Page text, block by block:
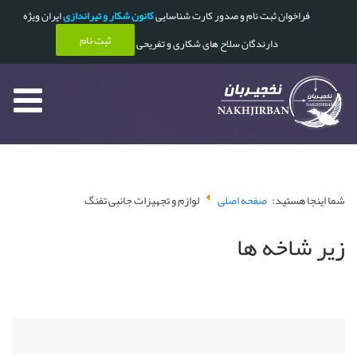
فراخوان ثبت نام و صدور کارت شناساییکانون شکار و تیراندازیایران ویژه
دارندگان سلاح های شکاری و تفریحی
ثبت نام
شما اینجا هستید: صفحه اصلی لوازم و تجهیزات جانبی تفنگ
زیر شاخه ها